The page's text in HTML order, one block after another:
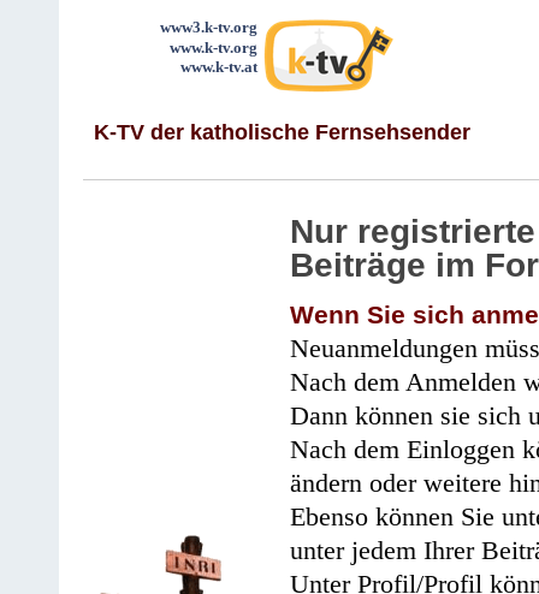
www3.k-tv.org
www.k-tv.org
www.k-tv.at
K-TV der katholische Fernsehsender
Nur
Beiträge im
Wenn Sie sich
Neuanmeldungen
Nach dem Anmelden
Dann können sie sich
Nach dem Einloggen
ändern oder weitere
Ebenso können Sie
unter jedem Ihrer
Unter Profil/Profil